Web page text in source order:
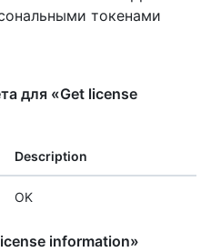
токенами
для «Get license
Description
OK
information»